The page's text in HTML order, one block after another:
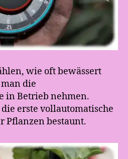
wie oft bewässert
die
in Betrieb nehmen.
erste vollautomatische
Pflanzen bestaunt.